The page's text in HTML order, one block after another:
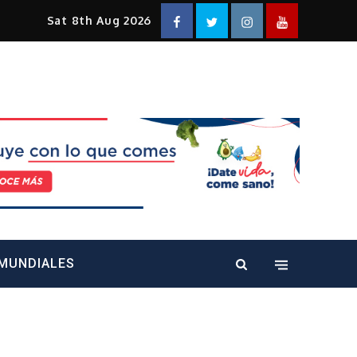
Sat 8th Aug 2026 FacebookTwitterInstagramYouTube